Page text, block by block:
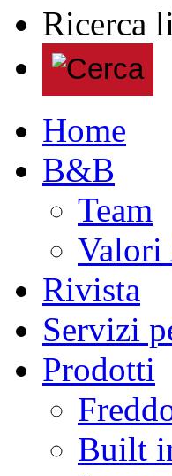
Ricerca
Home
B&B
Team
Valori
Rivista
Servizi
Prodotti
Built